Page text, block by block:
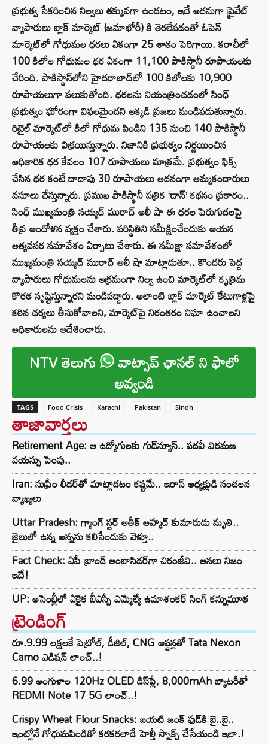
ప్రభుత్వ సేకరించిన నిల్వలు తక్కువగా ఉండటం, ఇదే అదనుగా ప్రైవేట్
వ్యాపారులు బ్లాక్ మార్కెట్ (జమాఖోరీ) కి తెరలేపడంతో ఓపెన్
మార్కెట్‌లో గోధుమల ధరలు ఏకంగా 25 శాతం పెరిగాయి. కరాచీలో
100 కిలోల గోధుమల ధర ఏకంగా 11,100 పాకిస్థానీ రూపాయలకు
చేరింది. పాకిస్థాన్‌లోని హైదరాబాద్‌లో 100 కిలోలకు 10,900
రూపాయలుగా పలుకుతోంది. ధరలను నియంత్రించడంలో సింధ్
ప్రభుత్వం ఘోరంగా విఫలమైందని అక్కడి ప్రజలు మండిపడుతున్నారు.
రిటైల్ మార్కెట్‌లో కిలో గోధుమ పిండిని 135 నుంచి 140 పాకిస్థానీ
రూపాయలకు విక్రయిస్తున్నారు. నిజానికి ప్రభుత్వం నిర్ణయించిన
అధికారిక ధర కేవలం 107 రూపాయలు మాత్రమే. ప్రభుత్వం ఫిక్స్
చేసిన ధర కంటే దాదాపు 30 రూపాయలు అదనంగా అమ్మకందారులు
వసూలు చేస్తున్నారు. ప్రముఖ పాకిస్థానీ పత్రిక ‘డాన్’ కథనం ప్రకారం..
సింధ్ ముఖ్యమంత్రి సయ్యద్ మురాద్ అలీ షా ఈ ధరల పెరుగుదలపై
తీవ్ర ఆందోళన వ్యక్తం చేశారు. పరిస్థితిని సమీక్షించేందుకు ఆయన
అత్యవసర సమావేశం ఏర్పాటు చేశారు. ఈ సమీక్షా సమావేశంలో
ముఖ్యమంత్రి సయ్యద్ మురాద్ అలీ షా మాట్లాడుతూ.. కొందరు పెద్ద
వ్యాపారులు గోధుమలను అక్రమంగా నిల్వ ఉంచి మార్కెట్‌లో కృత్రిమ
కొరత సృష్టిస్తున్నారని మండిపడ్డారు. అలాంటి బ్లాక్ మార్కెట్ కేటుగాళ్లపై
కఠిన చర్యలు తీసుకోవాలని, మార్కెట్‌పై నిరంతరం నిఘా ఉంచాలని
అధికారులను ఆదేశించారు.
NTV తెలుగు వాట్సాప్ ఛానల్ ని ఫాలో
అవ్వండి
TAGS Food Crisis Karachi Pakistan Sindh
తాజావార్తలు
Retirement Age: ఆ ఉద్యోగులకు గుడ్‌న్యూస్.. పదవీ విరమణ
వయస్సు పెంపు..
Iran: సుప్రీం లీడర్‌తో మాట్లాడటం కష్టమే.. ఇరాన్ అధ్యక్షుడి సంచలన
వ్యాఖ్యలు
Uttar Pradesh: గ్యాంగ్ స్టర్ అతీక్ అహ్మద్ కుమారుడు మృతి..
జైలులో ఉన్న అన్నను కలిసేందుకు వెళ్తూ..
Fact Check: ఏపీ బ్రాండ్ అంబాసిడర్‌గా చిరంజీవి.. అసలు నిజం
ఇదే!
UP: అసెంబ్లీలో ఏకైక బీఎస్పీ ఎమ్మెల్యే ఉమాశంకర్ సింగ్ కన్నుమూత
ట్రెండింగ్‌
రూ.9.99 లక్షలకే పెట్రోల్, డీజిల్, CNG ఆప్షన్లతో Tata Nexon
Camo ఎడిషన్ లాంచ్..!
6.99 అంగుళాల 120Hz OLED డిస్‌ప్లే, 8,000mAh బ్యాటరీతో
REDMI Note 17 5G లాంచ్..!
Crispy Wheat Flour Snacks: బయటి జంక్ ఫుడ్‌కి బై..బై..
ఇంట్లోనే గోధుమపిండితో కరకరలాడే హెల్తీ స్నాక్స్ చేసేయండి ఇలా.!